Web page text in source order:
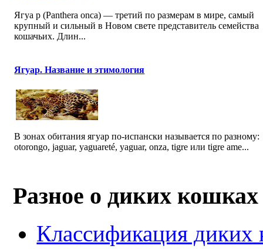
Ягуа р (Panthera onca) — третий по размерам в мире, самый
крупный и сильный в Новом свете представитель семейства
кошачьих. Длин...
Ягуар. Название и этимология
В зонах обитания ягуар по-испански называется по разному:
otorongo, jaguar, yaguareté, yaguar, onza, tigre или tigre ame...
Разное о диких кошках
Классификация диких